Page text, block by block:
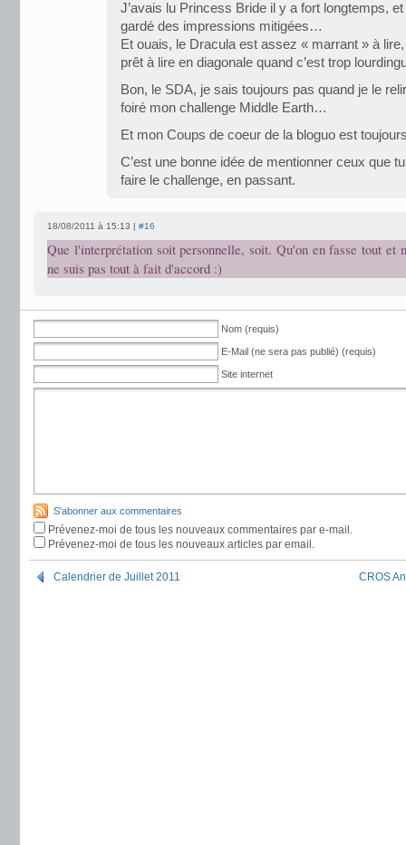
J’avais lu Princess Bride il y a fort longtemps,
gardé des impressions mitigées…
Et ouais, le Dracula est assez « marrant » à
prêt à lire en diagonale quand c’est trop
Bon, le SDA, je sais toujours pas quand je le
foiré mon challenge Middle Earth…
Et mon Coups de coeur de la bloguo est
C’est une bonne idée de mentionner ceux que
faire le challenge, en passant.
18/08/2011 à 15:13 | #16
Que l'interprétation soit personnelle, soit. Qu'on en fasse tout et
ne suis pas tout à fait d'accord :)
Nom (requis)
E-Mail (ne sera pas publié) (requis)
Site internet
S'abonner aux commentaires
Prévenez-moi de tous les nouveaux commentaires par e-mail.
Prévenez-moi de tous les nouveaux articles par email.
Calendrier de Juillet 2011 CROS